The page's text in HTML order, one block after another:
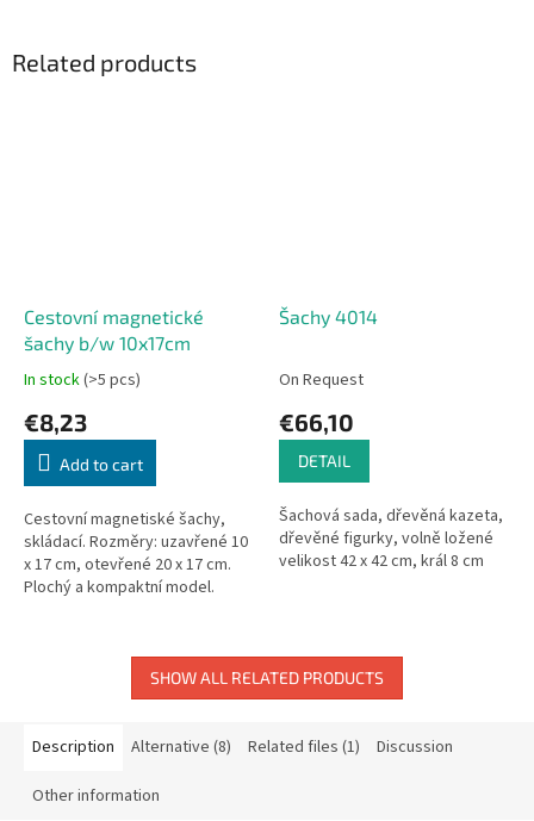
Related products
Cestovní magnetické
šachy b/w 10x17cm
In stock(>5 pcs)
€8,23
Add to cart
Cestovní magnetiské šachy,
skládací. Rozměry: uzavřené 10
x 17 cm, otevřené 20 x 17 cm.
Plochý a kompaktní model.
Šachy 4014
On Request
€66,10
DETAIL
Šachová sada, dřevěná kazeta,
dřevěné figurky, volně ložené
velikost 42 x 42 cm, král 8 cm
SHOW ALL RELATED PRODUCTS
Description Alternative (8) Related files (1) Discussion
Other information